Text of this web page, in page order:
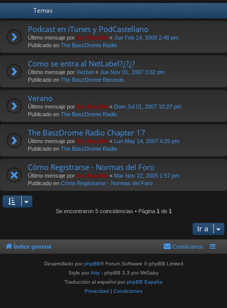
Temas
Podcast en iTunes y PodCastellano
Último mensaje por Da_BaszMo « Jue Feb 14, 2008 2:48 pm
Publicado en The BaszDrome Radio
Como se entra al NetLabel?¿?¿?
Último mensaje por Xezbet « Jue Nov 01, 2007 3:02 pm
Publicado en The BaszDrome Records
Verano
Último mensaje por Da_BaszMo « Dom Jul 01, 2007 10:27 pm
Publicado en The BaszDrome Radio
The BaszDrome Radio Chapter 17
Último mensaje por Da_BaszMo « Lun May 14, 2007 4:25 pm
Publicado en The BaszDrome Radio
Cómo Registrarse - Normas del Foro
Último mensaje por Da_BaszMo « Mar Nov 22, 2005 1:57 pm
Publicado en Cómo Registrarse - Normas del Foro
Se encontraron 5 coincidencias • Página 1 de 1
Ir a
Índice general Contáctanos
Desarrollado por phpBB® Forum Software © phpBB Limited
Style por Arty - phpBB 3.3 por MrGaby
Traducción al español por phpBB España
Privacidad | Condiciones